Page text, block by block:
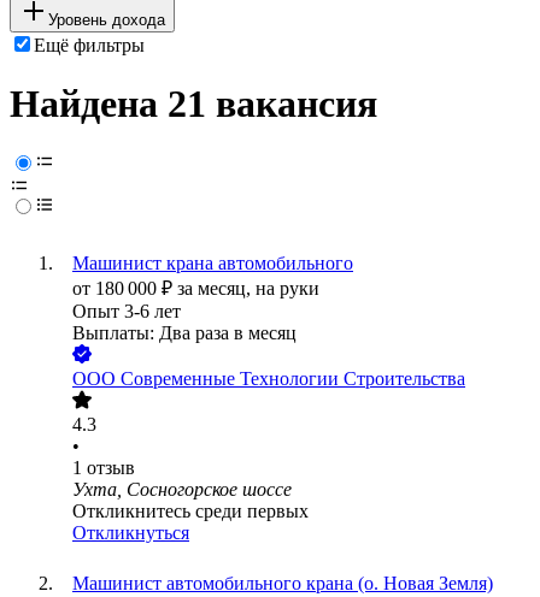
Уровень дохода
Ещё фильтры
Найдена 21 вакансия
Машинист крана автомобильного
от 180 000 ₽ за месяц, на руки
Опыт 3-6 лет
Выплаты: Два раза в месяц
ООО Современные Технологии Строительства
4.3
•
1 отзыв
Ухта, Сосногорское шоссе
Откликнитесь среди первых
Откликнуться
Машинист автомобильного крана (о. Новая Земля)